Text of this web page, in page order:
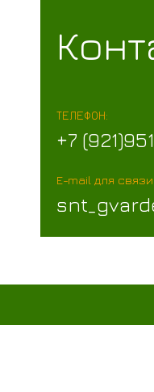
ТЕЛЕФОН:
+7
E-mail для связи: